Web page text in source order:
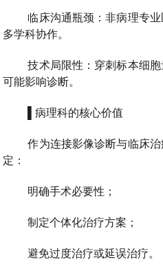
临床沟通瓶颈：非病理专
多学科协作。
技术局限性：穿刺标本细
可能影响诊断。
▌病理科的核心价值
作为连接影像诊断与临床
定：
明确手术必要性；
制定个体化治疗方案；
避免过度治疗或延误治疗。